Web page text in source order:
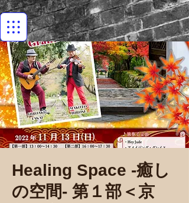
Healing Space -癒し
の空間- 第１部＜京